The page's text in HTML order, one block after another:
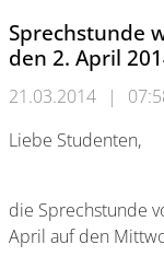
Sprechstunde
den 2. April
21.03.2014 |
Liebe Studenten,
die Sprechstunde
April auf den